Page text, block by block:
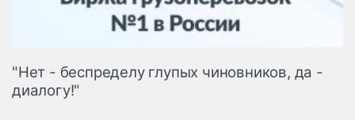
"Нет - беспределу глупых чиновников, да -
диалогу!"